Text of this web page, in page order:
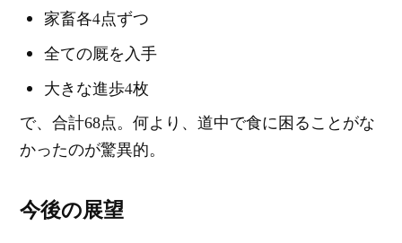
家畜各4点ずつ
全ての厩を入手
大きな進歩4枚
で、合計68点。何より、道中で食に困ることがな
かったのが驚異的。
今後の展望